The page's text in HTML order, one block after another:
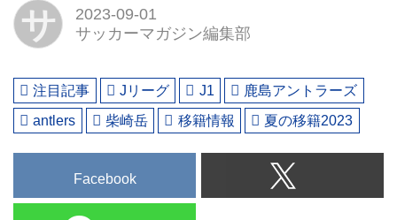
サ
2023-09-01
サッカーマガジン編集部
注目記事 Jリーグ J1
鹿島アントラーズ
antlers
柴崎岳 移籍情報 夏の移籍2023
Facebook